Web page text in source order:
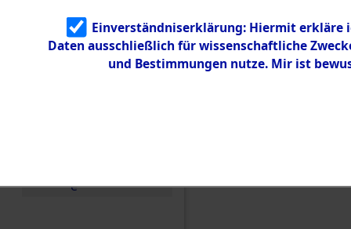
Identifizierun
g
5.3.3
Todesmärsch
e
Einverständniserklärung: Hiermit erkläre
Daten ausschließlich für wissenschaftliche
und Bestimmungen nutze. Mir ist